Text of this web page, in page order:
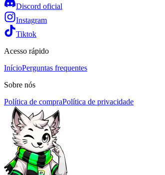
Discord oficial
Instagram
Tiktok
Acesso rápido
InícioPerguntas frequentes
Sobre nós
Política de compraPolítica de privacidade